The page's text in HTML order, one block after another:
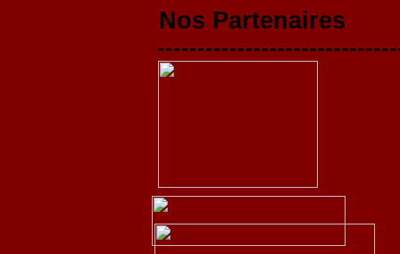
Nos Partenaires